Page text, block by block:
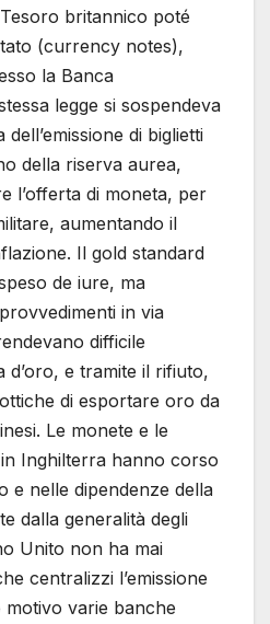
britannico poté
(currency notes),
la Banca
legge si sospendeva
di biglietti
della riserva aurea,
l’offerta di moneta, per
aumentando il
Il gold standard
de iure, ma
in via
difficile
d’oro, e tramite il rifiuto,
di esportare oro da
Le monete e le
Inghilterra hanno corso
e nelle dipendenze della
dalla generalità degli
Unito non ha mai
centralizzi l’emissione
varie banche